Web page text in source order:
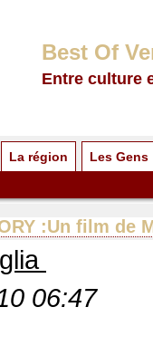
Best Of
Entre culture
La région Les Gens
:Un film de
06:47